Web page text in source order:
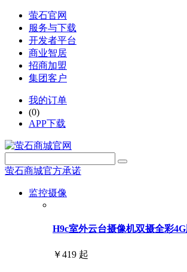
萤石官网
服务与下载
开发者平台
商业智居
招商加盟
集团客户
我的订单
(0)
APP下载
萤石商城官方承诺
监控摄像
H9c室外云台摄像机双摄全彩
￥419 起